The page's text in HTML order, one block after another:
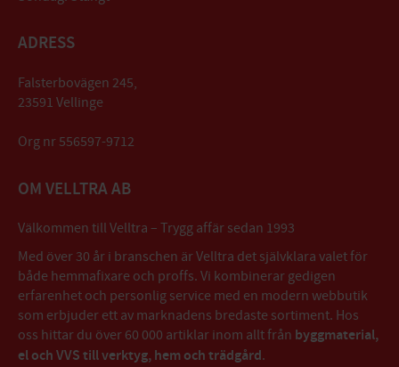
ADRESS
Falsterbovägen 245,
23591 Vellinge
Org nr 556597-9712
OM VELLTRA AB
Välkommen till Velltra – Trygg affär sedan 1993
Med över 30 år i branschen är Velltra det självklara valet för
både hemmafixare och proffs. Vi kombinerar gedigen
erfarenhet och personlig service med en modern webbutik
som erbjuder ett av marknadens bredaste sortiment. Hos
oss hittar du över 60 000 artiklar inom allt från byggmaterial,
el och VVS till verktyg, hem och trädgård.